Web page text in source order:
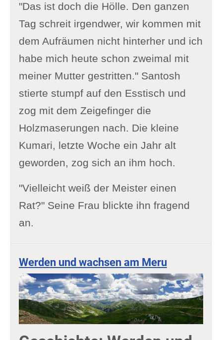
"Das ist doch die Hölle. Den ganzen
Tag schreit irgendwer, wir kommen mit
dem Aufräumen nicht hinterher und ich
habe mich heute schon zweimal mit
meiner Mutter gestritten." Santosh
stierte stumpf auf den Esstisch und
zog mit dem Zeigefinger die
Holzmaserungen nach. Die kleine
Kumari, letzte Woche ein Jahr alt
geworden, zog sich an ihm hoch.
"Vielleicht weiß der Meister einen
Rat?" Seine Frau blickte ihn fragend
an.
Werden und wachsen am Meru